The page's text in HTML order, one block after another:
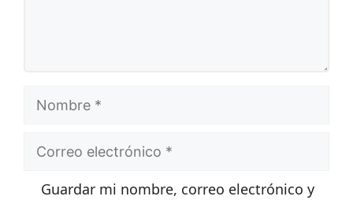
Correo
Guardar mi nombre, correo electrónico y